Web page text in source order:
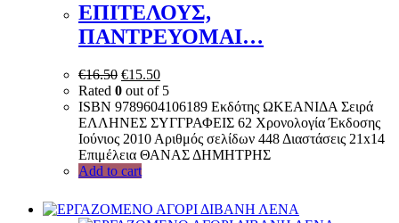
ΕΠΙΤΕΛΟΥΣ,
ΠΑΝΤΡΕΥΟΜΑΙ…
€16.50 €15.50
Rated 0 out of 5
ISBN 9789604106189 Εκδότης ΩΚΕΑΝΙΔΑ Σειρά
ΕΛΛΗΝΕΣ ΣΥΓΓΡΑΦΕΙΣ 62 Χρονολογία Έκδοσης
Ιούνιος 2010 Αριθμός σελίδων 448 Διαστάσεις 21x14
Επιμέλεια ΘΑΝΑΣ ΔΗΜΗΤΡΗΣ
Add to cart